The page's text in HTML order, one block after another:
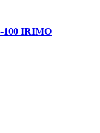
100 IRIMO